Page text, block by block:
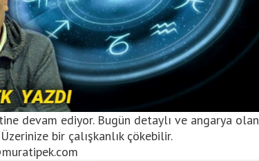
devam ediyor. Bugün detaylı ve angarya olan
bir çalışkanlık çökebilir.